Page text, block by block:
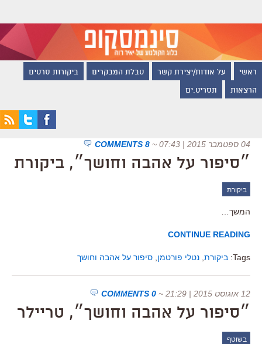
ראשי על אודות/יצירת קשר טבלת המבקרים ביקורות סרטים
הרצאות תסריט.ים
04 ספטמבר 2015 | 07:43 ~
8 COMMENTS
״סיפור על אהבה וחושך״, ביקורת
ביקורת
המשך…
CONTINUE READING
Tags: ביקורת נטלי פורטמן סיפור על אהבה וחושך
12 אוגוסט 2015 | 21:29 ~
0 COMMENTS
״סיפור על אהבה וחושך״, טריילר
בשוטף